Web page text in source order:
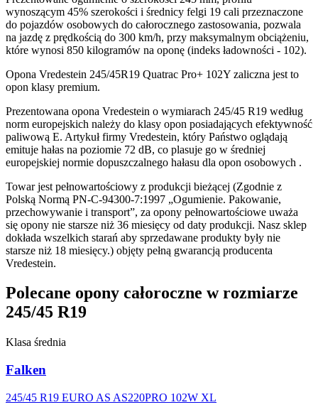
wynoszącym 45% szerokości i średnicy felgi 19 cali przeznaczone
do pojazdów osobowych do całorocznego zastosowania, pozwala
na jazdę z prędkością do 300 km/h, przy maksymalnym obciążeniu,
które wynosi 850 kilogramów na oponę (indeks ładowności - 102).
Opona Vredestein 245/45R19 Quatrac Pro+ 102Y zaliczna jest to
opon klasy premium.
Prezentowana opona Vredestein o wymiarach 245/45 R19 według
norm europejskich należy do klasy opon posiadających efektywność
paliwową E. Artykuł firmy Vredestein, który Państwo oglądają
emituje hałas na poziomie 72 dB, co plasuje go w średniej
europejskiej normie dopuszczalnego hałasu dla opon osobowych .
Towar jest pełnowartościowy z produkcji bieżącej (Zgodnie z
Polską Normą PN-C-94300-7:1997 „Ogumienie. Pakowanie,
przechowywanie i transport”, za opony pełnowartościowe uważa
się opony nie starsze niż 36 miesięcy od daty produkcji. Nasz sklep
dokłada wszelkich starań aby sprzedawane produkty były nie
starsze niż 18 miesięcy.) objęty pełną gwarancją producenta
Vredestein.
Polecane opony całoroczne w rozmiarze
245/45 R19
Klasa średnia
Falken
245/45 R19 EURO AS AS220PRO 102W XL